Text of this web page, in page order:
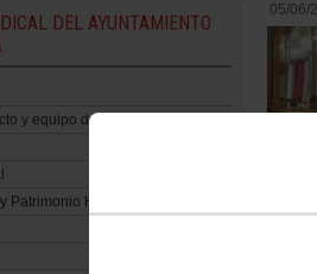
DEL AYUNTAMIENTO
y equipo de trabajo
Patrimonio Histórico
05/06/